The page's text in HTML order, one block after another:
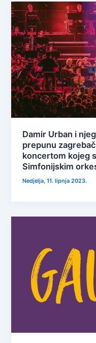
Damir Urban i
prepunu
koncertom kojeg
Simfonijskim
Nedjelja, 11. lipnja 2023.